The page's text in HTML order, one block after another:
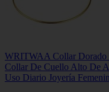
WRITWAA Collar Dorado
Collar De Cuello Alto De
Uso Diario Joyería